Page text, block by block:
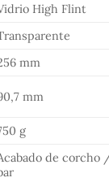
High Flint
mm
mm
g
de corcho